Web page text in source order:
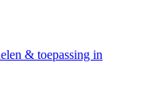
& toepassing in